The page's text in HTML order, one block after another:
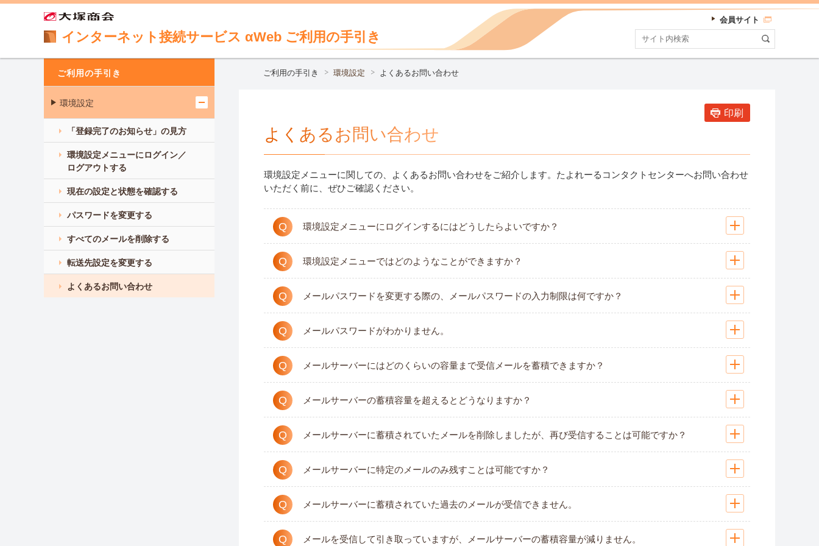
インターネット接続サービス αWeb ご利用の手引き
会員サイト
ご利用の手引き 環境設定 よくあるお問い合わせ
印刷
よくあるお問い合わせ
環境設定メニューに関しての、よくあるお問い合わせをご紹介します。たよれーるコンタクトセンターへお問い合わせ
いただく前に、ぜひご確認ください。
Q 環境設定メニューにログインするにはどうしたらよいですか？
Q 環境設定メニューではどのようなことができますか？
Q メールパスワードを変更する際の、メールパスワードの入力制限は何ですか？
Q メールパスワードがわかりません。
Q メールサーバーにはどのくらいの容量まで受信メールを蓄積できますか？
Q メールサーバーの蓄積容量を超えるとどうなりますか？
Q メールサーバーに蓄積されていたメールを削除しましたが、再び受信することは可能ですか？
Q メールサーバーに特定のメールのみ残すことは可能ですか？
Q メールサーバーに蓄積されていた過去のメールが受信できません。
Q メールを受信して引き取っていますが、メールサーバーの蓄積容量が減りません。
ご利用の手引き
環境設定
「登録完了のお知らせ」の見方
環境設定メニューにログイン／
ログアウトする
現在の設定と状態を確認する
パスワードを変更する
すべてのメールを削除する
転送先設定を変更する
よくあるお問い合わせ